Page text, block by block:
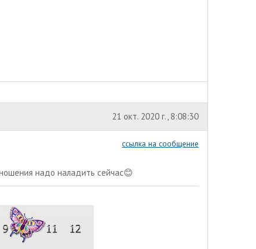
21 окт. 2020 г., 8:08:30
ссылка на сообщение
надо наладить сейчас😊